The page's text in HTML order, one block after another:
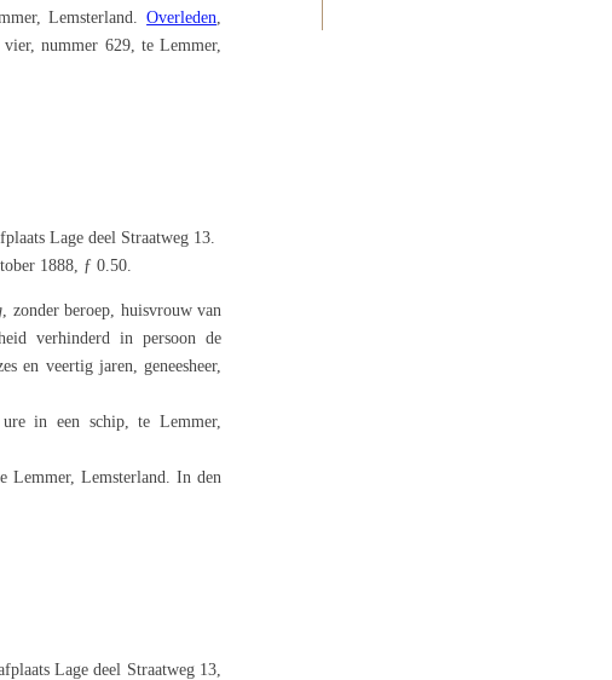
Lemsterland.Overleden,
nummer 629, te Lemmer,
Lage deel Straatweg 13.
1888, ƒ 0.50.
, zonder beroep, huisvrouw van
verhinderd in persoon de
en veertig jaren, geneesheer,
ure in een schip, te Lemmer,
Lemmer, Lemsterland. In den
Lage deel Straatweg 13,